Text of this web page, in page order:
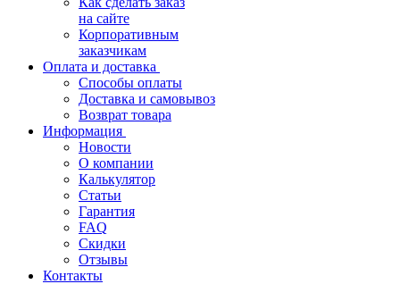
на сайте
Корпоративным
заказчикам
Оплата и доставка
Способы оплаты
Доставка и самовывоз
Возврат товара
Информация
Новости
О компании
Калькулятор
Статьи
Гарантия
FAQ
Скидки
Отзывы
Контакты